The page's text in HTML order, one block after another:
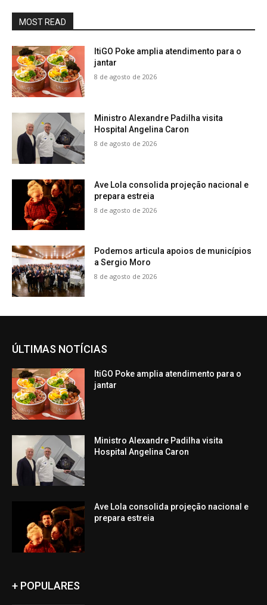
MOST READ
ItiGO Poke amplia atendimento para o
jantar
8 de agosto de 2026
Ministro Alexandre Padilha visita
Hospital Angelina Caron
8 de agosto de 2026
Ave Lola consolida projeção nacional e
prepara estreia
8 de agosto de 2026
Podemos articula apoios de municípios
a Sergio Moro
8 de agosto de 2026
ÚLTIMAS NOTÍCIAS
ItiGO Poke amplia atendimento para o
jantar
Ministro Alexandre Padilha visita
Hospital Angelina Caron
Ave Lola consolida projeção nacional e
prepara estreia
+ POPULARES